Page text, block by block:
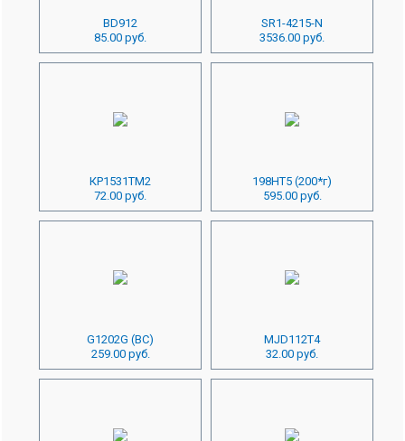
BD912
85.00 руб.
SR1-4215-N
3536.00 руб.
КР1531ТМ2
72.00 руб.
198НТ5 (200*г)
595.00 руб.
G1202G (BC)
259.00 руб.
MJD112T4
32.00 руб.